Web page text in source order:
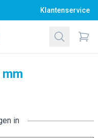
Klantenservice
B.V.
Zoeken
in